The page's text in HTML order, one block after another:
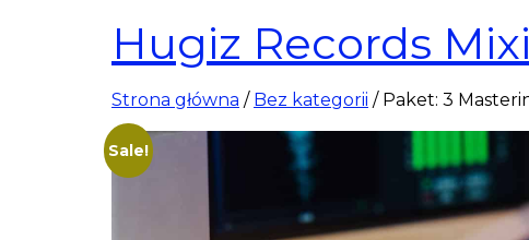
Hugiz Records
Strona główna / Bez kategorii / Paket: 3
Sale!